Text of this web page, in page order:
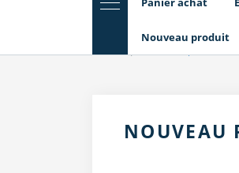
Nouveau produit
NOUVEAU